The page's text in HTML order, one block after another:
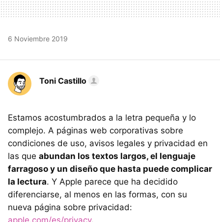
6 Noviembre 2019
Toni Castillo
Estamos acostumbrados a la letra pequeña y lo
complejo. A páginas web corporativas sobre
condiciones de uso, avisos legales y privacidad en
las que abundan los textos largos, el lenguaje
farragoso y un diseño que hasta puede complicar
la lectura. Y Apple parece que ha decidido
diferenciarse, al menos en las formas, con su
nueva página sobre privacidad:
apple.com/es/privacy.